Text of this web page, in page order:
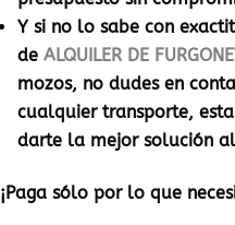
Y si no lo sabe con
de ALQUILER DE
mozos, no dudes en
cualquier transporte,
darte la mejor solución
¡Paga sólo por lo que